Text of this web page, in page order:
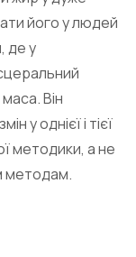
його у людей
де у
Він
у однієї і тієї
методики, а не
методам.